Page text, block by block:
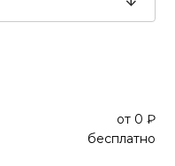
от 0 ₽
бесплатно